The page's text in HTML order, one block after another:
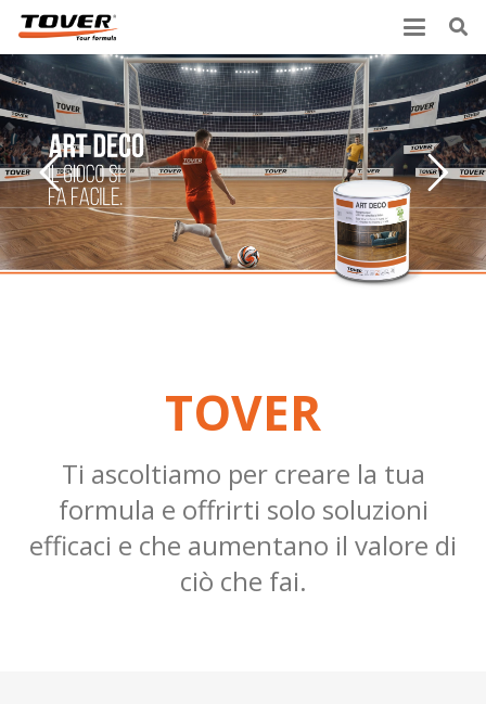
TOVER
Ti ascoltiamo per creare la tua
formula e offrirti solo soluzioni
efficaci e che aumentano il valore di
ciò che fai.